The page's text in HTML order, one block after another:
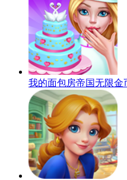
我的面包房帝国无限金